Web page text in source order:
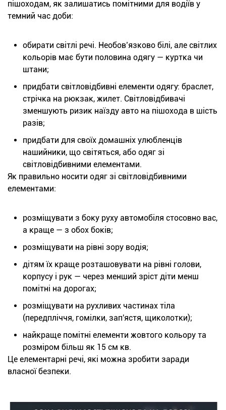
пішоходам, як залишатись помітними для водіїв у
темний час доби:
обирати світлі речі. Необов’язково білі, але світлих
кольорів має бути половина одягу — куртка чи
штани;
придбати світловідбивні елементи одягу: браслет,
стрічка на рюкзак, жилет. Світловідбивачі
зменшують ризик наїзду авто на пішохода в шість
разів;
придбати для своїх домашніх улюбленців
нашийники, що світяться, або одяг зі
світловідбивними елементами.
Як правильно носити одяг зі світловідбивними
елементами:
розміщувати з боку руху автомобіля стосовно вас,
а краще — з обох боків;
розміщувати на рівні зору водія;
дітям їх краще розташовувати на рівні голови,
корпусу і рук — через менший зріст діти менш
помітні на дорогах;
розміщувати на рухливих частинах тіла
(передпліччя, гомілки, зап'ястя, щиколотки);
найкраще помітні елементи жовтого кольору та
розміром більш як 15 см кв.
Це елементарні речі, які можна зробити заради
власної безпеки.